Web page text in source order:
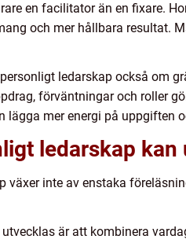
en facilitator än en fixare.
och mer hållbara resultat.
personligt ledarskap också om
förväntningar och roller
lägga mer energi på uppgiften
ledarskap
växer inte av enstaka
är att kombinera